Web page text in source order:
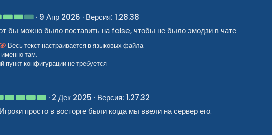
4
0
з
в
ё
з
9 Апр 2026
Версия: 1.28.38
бы можно было поставить на false, чтобы не было эмодзи в чате
Весь текст настраивается в языковых файла.
там.
пункт конфигурации не требуется
5
0
2 Дек 2025
Версия: 1.27.32
просто в восторге были когда мы ввели на сервер его.